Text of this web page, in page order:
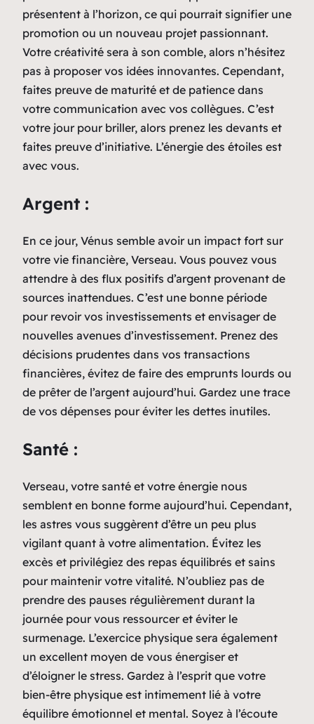
présentent à l’horizon, ce qui pourrait signifier une
promotion ou un nouveau projet passionnant.
Votre créativité sera à son comble, alors n’hésitez
pas à proposer vos idées innovantes. Cependant,
faites preuve de maturité et de patience dans
votre communication avec vos collègues. C’est
votre jour pour briller, alors prenez les devants et
faites preuve d’initiative. L’énergie des étoiles est
avec vous.
Argent :
En ce jour, Vénus semble avoir un impact fort sur
votre vie financière, Verseau. Vous pouvez vous
attendre à des flux positifs d’argent provenant de
sources inattendues. C’est une bonne période
pour revoir vos investissements et envisager de
nouvelles avenues d’investissement. Prenez des
décisions prudentes dans vos transactions
financières, évitez de faire des emprunts lourds ou
de prêter de l’argent aujourd’hui. Gardez une trace
de vos dépenses pour éviter les dettes inutiles.
Santé :
Verseau, votre santé et votre énergie nous
semblent en bonne forme aujourd’hui. Cependant,
les astres vous suggèrent d’être un peu plus
vigilant quant à votre alimentation. Évitez les
excès et privilégiez des repas équilibrés et sains
pour maintenir votre vitalité. N’oubliez pas de
prendre des pauses régulièrement durant la
journée pour vous ressourcer et éviter le
surmenage. L’exercice physique sera également
un excellent moyen de vous énergiser et
d’éloigner le stress. Gardez à l’esprit que votre
bien-être physique est intimement lié à votre
équilibre émotionnel et mental. Soyez à l’écoute